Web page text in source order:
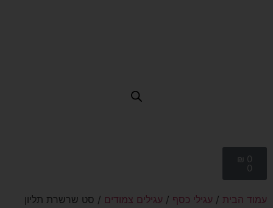
₪ 0
0
עמוד הבית / עגילי כסף / עגילים צמודים / סט שרשרת תליון